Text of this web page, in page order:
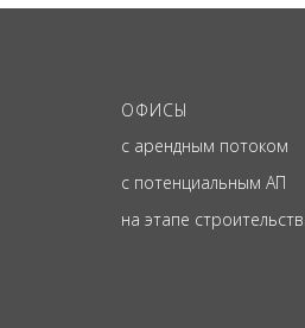
ОФИСЫ
с арендным потоком
с потенциальным АП
на этапе